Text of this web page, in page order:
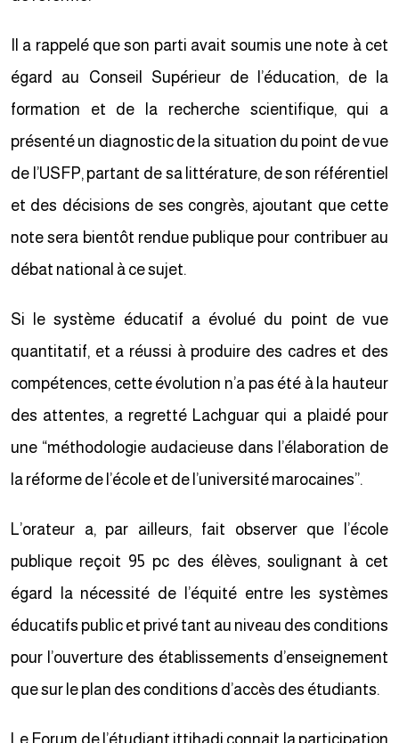
Il a rappelé que son parti avait soumis une note à cet
égard au Conseil Supérieur de l’éducation, de la
formation et de la recherche scientifique, qui a
présenté un diagnostic de la situation du point de vue
de l’USFP, partant de sa littérature, de son référentiel
et des décisions de ses congrès, ajoutant que cette
note sera bientôt rendue publique pour contribuer au
débat national à ce sujet.
Si le système éducatif a évolué du point de vue
quantitatif, et a réussi à produire des cadres et des
compétences, cette évolution n’a pas été à la hauteur
des attentes, a regretté Lachguar qui a plaidé pour
une “méthodologie audacieuse dans l’élaboration de
la réforme de l’école et de l’université marocaines”.
L’orateur a, par ailleurs, fait observer que l’école
publique reçoit 95 pc des élèves, soulignant à cet
égard la nécessité de l’équité entre les systèmes
éducatifs public et privé tant au niveau des conditions
pour l’ouverture des établissements d’enseignement
que sur le plan des conditions d’accès des étudiants.
Le Forum de l’étudiant ittihadi connait la participation